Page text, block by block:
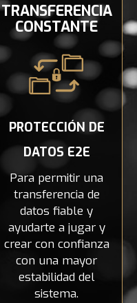
TRANSFERENCIA
CONSTANTE
PROTECCIÓN DE
DATOS E2E
Para permitir una
transferencia de
datos fiable y
ayudarte a jugar y
crear con confianza
con una mayor
estabilidad del
sistema.